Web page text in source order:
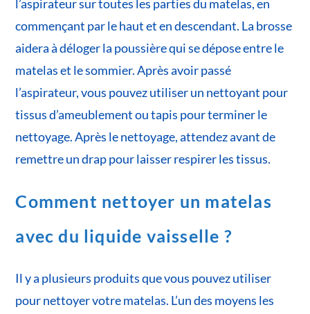
l’aspirateur sur toutes les parties du matelas, en
commençant par le haut et en descendant. La brosse
aidera à déloger la poussière qui se dépose entre le
matelas et le sommier. Après avoir passé
l’aspirateur, vous pouvez utiliser un nettoyant pour
tissus d’ameublement ou tapis pour terminer le
nettoyage. Après le nettoyage, attendez avant de
remettre un drap pour laisser respirer les tissus.
Comment nettoyer un matelas
avec du liquide vaisselle ?
Il y a plusieurs produits que vous pouvez utiliser
pour nettoyer votre matelas. L’un des moyens les